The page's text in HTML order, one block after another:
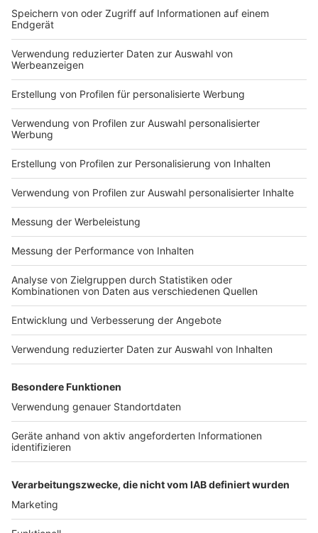
DEINE GEMERKTEN ARTIKEL
Du hast dir noch keine Artikel gemerkt
Markiere sie hierfür mit einem
Impressum
Nutzungsbedingungen
Jobs
Presse
Werben
Archiv
ANTENNE BAYERN GROUP
Stiftung ANTENNE BAYERN
hilft
Teilnahmebedingungen
Grounding Page ANTENNE
Kontakt
Studio-Hotline
Verkehrs-Hotline
Newsletter